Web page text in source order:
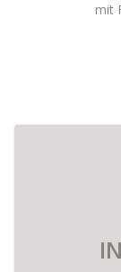
mit